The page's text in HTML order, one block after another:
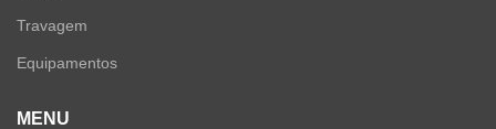
Travagem
Equipamentos
MENU